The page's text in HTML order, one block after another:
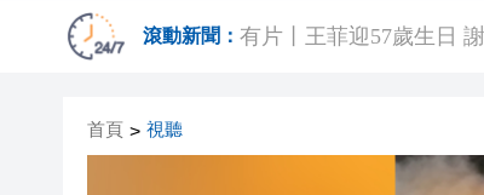
滾動新聞： 有片丨王菲迎57歲生日
有片丨星爺媽咪現身《
首頁 > 視聽